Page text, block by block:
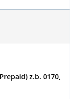
z.b. 0170,